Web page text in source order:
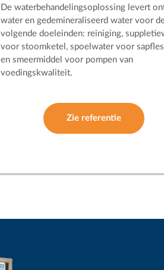
De waterbehandelingsoplossing levert
water en gedemineraliseerd water voor
volgende doeleinden: reiniging,
voor stoomketel, spoelwater voor
en smeermiddel voor pompen van
voedingskwaliteit.
Zie referentie